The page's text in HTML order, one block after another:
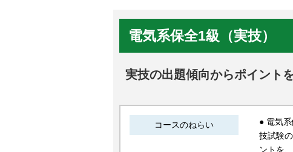
電気系保全1級（実技）
実技の出題傾向からポイント
コースのねらい
● 電気
技試験
ントを